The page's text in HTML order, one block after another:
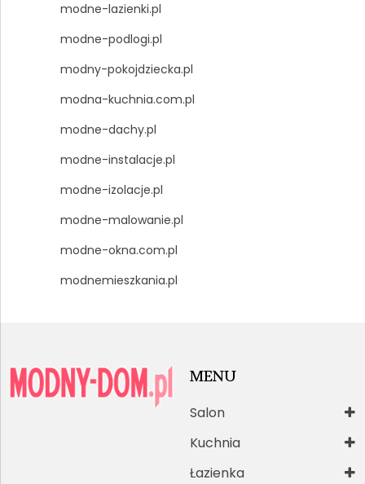
modne-lazienki.pl
modne-podlogi.pl
modny-pokojdziecka.pl
modna-kuchnia.com.pl
modne-dachy.pl
modne-instalacje.pl
modne-izolacje.pl
modne-malowanie.pl
modne-okna.com.pl
modnemieszkania.pl
MENU
Salon
Kuchnia
Łazienka